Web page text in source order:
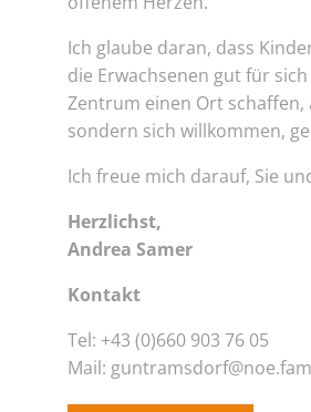
Ich glaube daran, dass
die Erwachsenen gut für
Zentrum einen Ort
sondern sich willkommen,
Ich freue mich darauf, Sie
Herzlichst,
Andrea Samer
Kontakt
Tel: +43 (0)660 903 76 05
Mail: